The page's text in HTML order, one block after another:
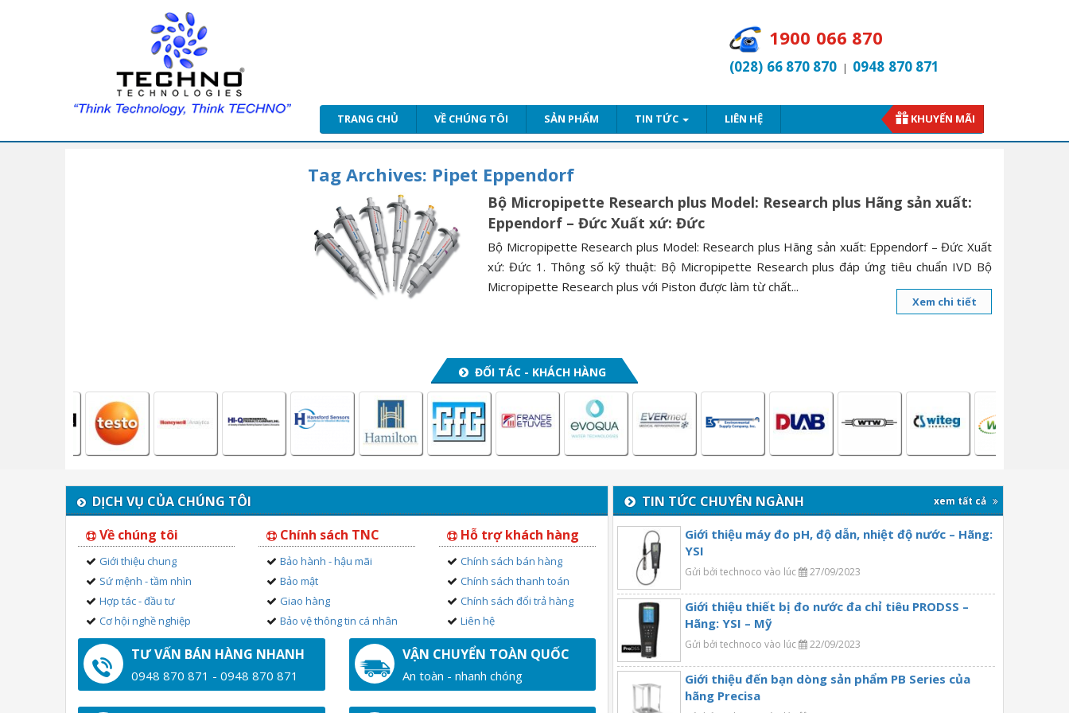
1900 066 870
(028) 66 870 870 | 0948 870 871
TRANG CHỦ VỀ CHÚNG TÔI SẢN PHẨM TIN TỨC LIÊN HỆ KHUYẾN MÃI
Tag Archives: Pipet Eppendorf
Bộ Micropipette Research plus Model: Research plus Hãng sản xuất:
Eppendorf – Đức Xuất xứ: Đức
Bộ Micropipette Research plus Model: Research plus Hãng sản xuất: Eppendorf – Đức Xuất
xứ: Đức 1. Thông số kỹ thuật: Bộ Micropipette Research plus đáp ứng tiêu chuẩn IVD Bộ
Micropipette Research plus với Piston được làm từ chất...
Xem chi tiết
ĐỐI TÁC - KHÁCH HÀNG
DỊCH VỤ CỦA CHÚNG TÔI
Về chúng tôi
Giới thiệu chung
Sứ mệnh - tầm nhìn
Hợp tác - đầu tư
Cơ hội nghề nghiệp
Chính sách TNC
Bảo hành - hậu mãi
Bảo mật
Giao hàng
Bảo vệ thông tin cá nhân
Hỗ trợ khách hàng
Chính sách bán hàng
Chính sách thanh toán
Chính sách đổi trả hàng
Liên hệ
TƯ VẤN BÁN HÀNG NHANH
0948 870 871 - 0948 870 871
VẬN CHUYỂN TOÀN QUỐC
An toàn - nhanh chóng
TIN TỨC CHUYÊN NGÀNH xem tất cả
Giới thiệu máy đo pH, độ dẫn, nhiệt độ nước – Hãng:
YSI
Gửi bởi technoco vào lúc 27/09/2023
Giới thiệu thiết bị đo nước đa chỉ tiêu PRODSS –
Hãng: YSI – Mỹ
Gửi bởi technoco vào lúc 22/09/2023
Giới thiệu đến bạn dòng sản phẩm PB Series của
hãng Precisa